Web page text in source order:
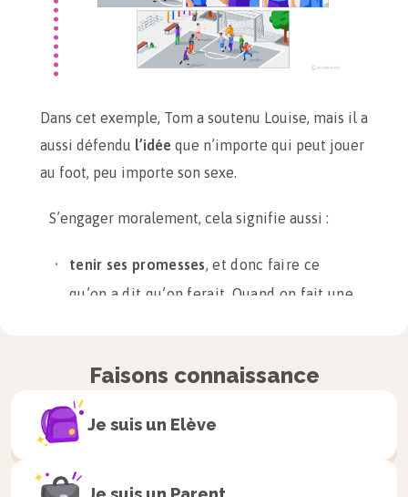
Dans cet exemple, Tom a soutenu Louise, mais il a
aussi défendu l’idée que n’importe qui peut jouer
au foot, peu importe son sexe.
S’engager moralement, cela signifie aussi :
tenir ses promesses, et donc faire ce
qu’on a dit qu’on ferait. Quand on fait une
personne accorde sa confiance et, pour
ne pas la perde, on doit respecter ce
qu’on a promis.
faire preuve de loyauté
Faisons connaissance
Je suis un Elève